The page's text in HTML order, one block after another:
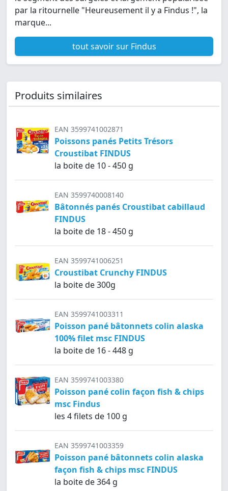
par la ritournelle "Heureusement il y a Findus !", la
marque...
tout savoir sur Findus
Produits similaires
EAN 3599741002871
Poissons panés Petits Trésors
Croustibat FINDUS
la boite de 10 - 450 g
EAN 3599740008140
Bâtonnés panés Croustibat cabillaud
FINDUS
la boite de 18 - 450 g
EAN 3599741006251
Croustibat Crunchy FINDUS
la boite de 300g
EAN 3599741003311
Poisson pané bâtonnets colin alaska
100% filet msc FINDUS
la boite de 16 - 448 g
EAN 3599741003380
Poisson pané colin façon fish & chips
msc Findus
les 4 filets de 100 g
EAN 3599741003359
Poisson pané bâtonnets colin alaska
façon fish & chips msc FINDUS
la boite de 364 g